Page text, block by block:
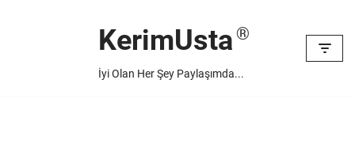
KerimUsta
İyi Olan Her Şey Paylaşımda...